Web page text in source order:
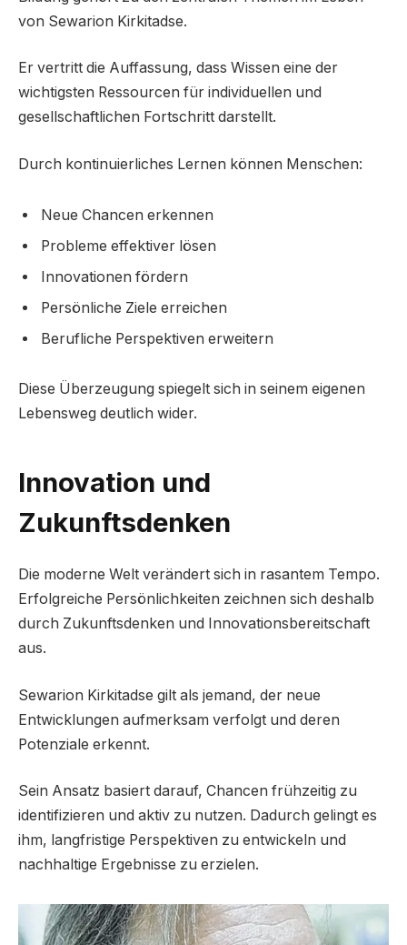
von Sewarion Kirkitadse.
Er vertritt die Auffassung, dass Wissen eine der
wichtigsten Ressourcen für individuellen und
gesellschaftlichen Fortschritt darstellt.
Durch kontinuierliches Lernen können Menschen:
Neue Chancen erkennen
Probleme effektiver lösen
Innovationen fördern
Persönliche Ziele erreichen
Berufliche Perspektiven erweitern
Diese Überzeugung spiegelt sich in seinem eigenen
Lebensweg deutlich wider.
Innovation und
Zukunftsdenken
Die moderne Welt verändert sich in rasantem Tempo.
Erfolgreiche Persönlichkeiten zeichnen sich deshalb
durch Zukunftsdenken und Innovationsbereitschaft
aus.
Sewarion Kirkitadse gilt als jemand, der neue
Entwicklungen aufmerksam verfolgt und deren
Potenziale erkennt.
Sein Ansatz basiert darauf, Chancen frühzeitig zu
identifizieren und aktiv zu nutzen. Dadurch gelingt es
ihm, langfristige Perspektiven zu entwickeln und
nachhaltige Ergebnisse zu erzielen.